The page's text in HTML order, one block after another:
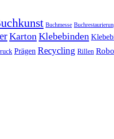
Buchmesse
Karton Klebebinden
Prägen Recycling Rillen